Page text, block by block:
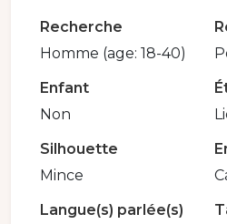
Recherche
Homme (age: 18-40)
Enfant
Non
Silhouette
Mince
Langue(s) parlée(s)